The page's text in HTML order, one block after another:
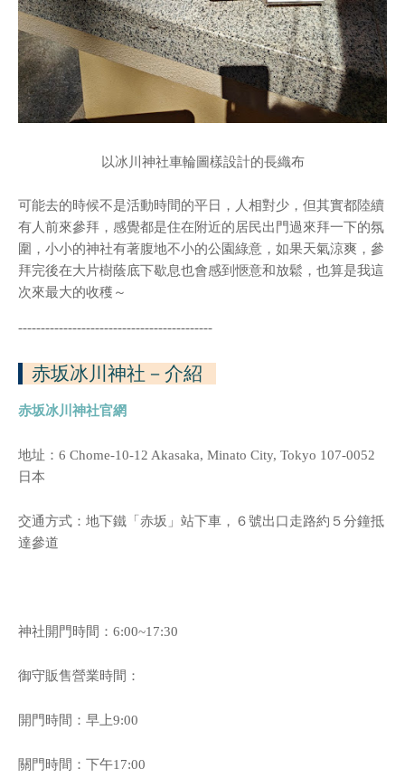
以冰川神社車輪圖樣設計的長織布
可能去的時候不是活動時間的平日，人相對少，但其實都陸續
有人前來參拜，感覺都是住在附近的居民出門過來拜一下的氛
圍，小小的神社有著腹地不小的公園綠意，如果天氣涼爽，參
拜完後在大片樹蔭底下歇息也會感到愜意和放鬆，也算是我這
次來最大的收穫～
-------------------------------------------
赤坂冰川神社 －介紹
赤坂冰川神社官網
地址： 6 Chome-10-12 Akasaka, Minato City, Tokyo 107-0052
日本
交通方式：地下鐵「赤坂」站下車，６號出口走路約５分鐘抵
達參道
神社開門時間：6:00~17:30
御守販售營業時間：
開門時間：早上9:00
關門時間：下午17:00